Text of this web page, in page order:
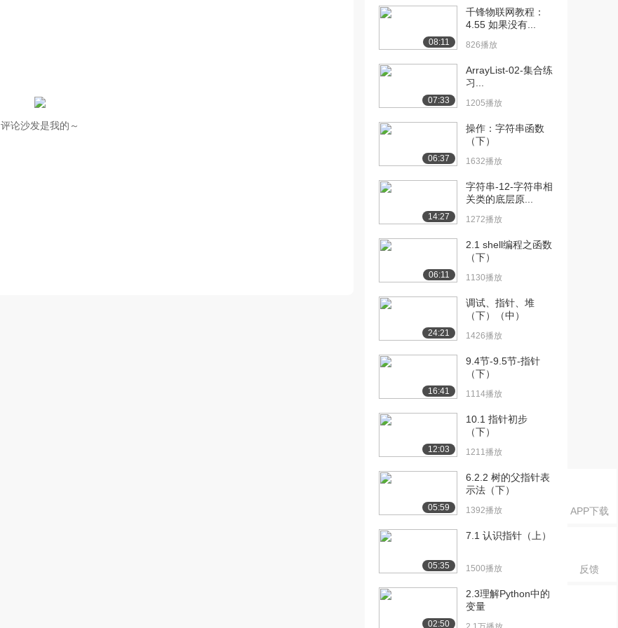
APP下载
反馈
评论沙发是我的～
899播放
[12] 9.6 结构体（上）
[13] 9.6 结构体（下）
[14] 9 其他语法知识及其
06:21
[15] 9 其他语法知识及其
在游戏开发中的...
06:20
[16] 9.8 枚举类型
812播放
[17] 9 其他语法知识及其
706播放
[18] 9 其他语法知识及其
1265播放
[19] 9.10 递归（上）
08:11
千锋物联网教程：
4.55 如果没有...
826播放
07:33
ArrayList-02-集合练
习...
1205播放
06:37
操作：字符串函数
（下）
1632播放
14:27
字符串-12-字符串相
关类的底层原...
1272播放
06:11
2.1 shell编程之函数
（下）
1130播放
24:21
调试、指针、堆
（下）（中）
1426播放
16:41
9.4节-9.5节-指针
（下）
1114播放
12:03
10.1 指针初步
（下）
1211播放
05:59
6.2.2 树的父指针表
示法（下）
1392播放
05:35
7.1 认识指针（上）
1500播放
02:50
2.3理解Python中的
变量